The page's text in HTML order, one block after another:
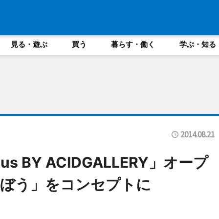
見る・遊ぶ 買う 暮らす・働く 学ぶ・知る
2014.08.21
BY ACIDGALLERY」オープ
う」をコンセプトに